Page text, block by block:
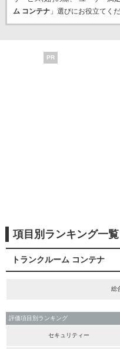
ム コンテナ」選びにお役立てくだ
PR
項目別ランキング一覧
トランクルーム コンテナ
総
評価項目別ランキング
セキュリティー